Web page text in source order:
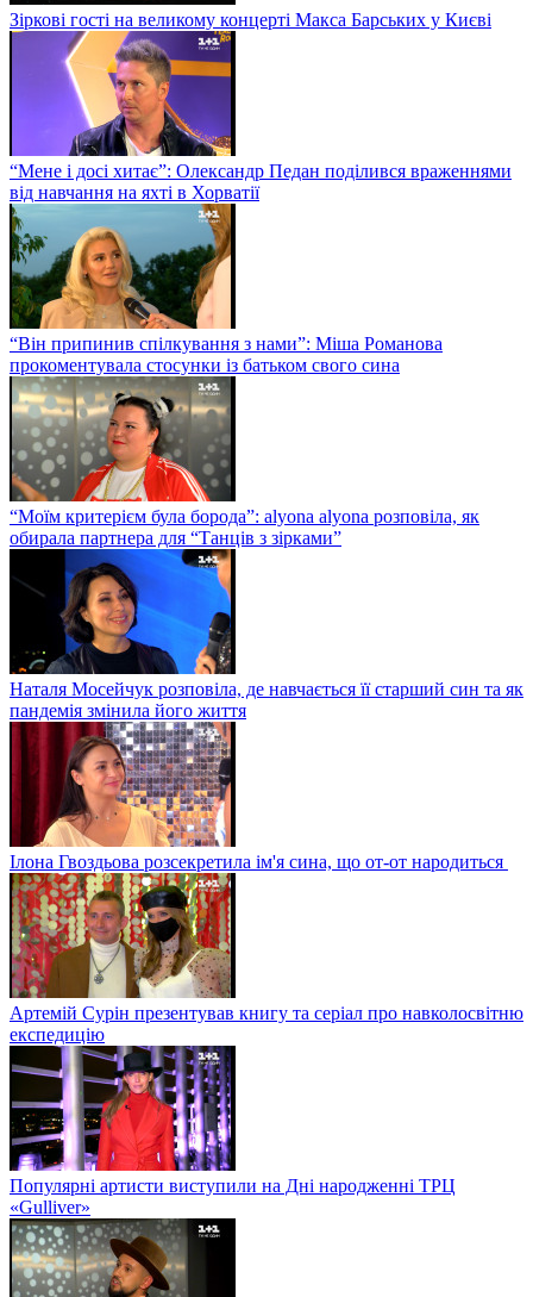
Зіркові гості на великому концерті Макса Барських у Києві
“Мене і досі хитає”: Олександр Педан поділився враженнями
від навчання на яхті в Хорватії
“Він припинив спілкування з нами”: Міша Романова
прокоментувала стосунки із батьком свого сина
“Моїм критерієм була борода”: alyona alyona розповіла, як
обирала партнера для “Танців з зірками”
Наталя Мосейчук розповіла, де навчається її старший син та як
пандемія змінила його життя
Ілона Гвоздьова розсекретила ім'я сина, що от-от народиться
Артемій Сурін презентував книгу та серіал про навколосвітню
експедицію
Популярні артисти виступили на Дні народженні ТРЦ
«Gulliver»